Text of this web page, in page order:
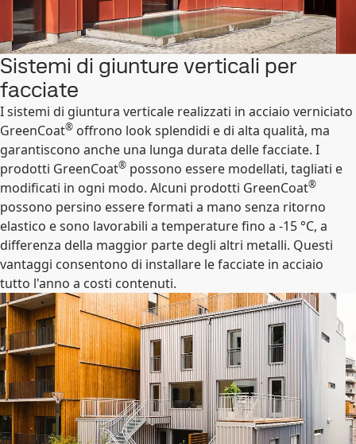
Sistemi di giunture verticali per
facciate
I sistemi di giuntura verticale realizzati in acciaio verniciato
GreenCoat® offrono look splendidi e di alta qualità, ma
garantiscono anche una lunga durata delle facciate. I
prodotti GreenCoat® possono essere modellati, tagliati e
modificati in ogni modo. Alcuni prodotti GreenCoat®
possono persino essere formati a mano senza ritorno
elastico e sono lavorabili a temperature fino a -15 °C, a
differenza della maggior parte degli altri metalli. Questi
vantaggi consentono di installare le facciate in acciaio
tutto l'anno a costi contenuti.